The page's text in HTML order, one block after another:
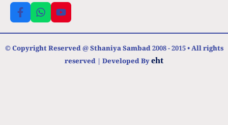
© Copyright Reserved @ Sthaniya Sambad 2008 - 2015 • All rights
reserved | Developed Byeht